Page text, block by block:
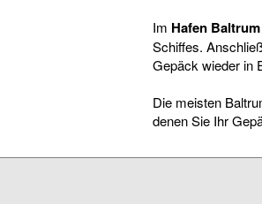
Im Hafen Baltrum
Schiffes.
Gepäck wieder in
Die meisten
denen Sie Ihr